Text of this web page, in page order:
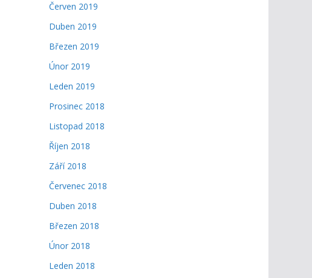
Červen 2019
Duben 2019
Březen 2019
Únor 2019
Leden 2019
Prosinec 2018
Listopad 2018
Říjen 2018
Září 2018
Červenec 2018
Duben 2018
Březen 2018
Únor 2018
Leden 2018